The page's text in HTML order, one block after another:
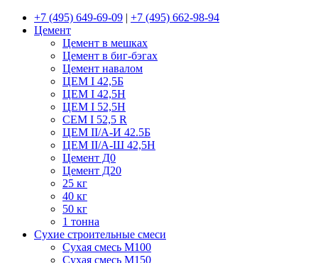
+7 (495) 649-69-09 | +7 (495) 662-98-94
Цемент
Цемент в мешках
Цемент в биг-бэгах
Цемент навалом
ЦЕМ I 42,5Б
ЦЕМ I 42,5Н
ЦЕМ I 52,5Н
CEM I 52,5 R
ЦЕМ II/А-И 42.5Б
ЦЕМ II/А-Ш 42,5Н
Цемент Д0
Цемент Д20
25 кг
40 кг
50 кг
1 тонна
Сухие строительные смеси
Сухая смесь М100
Сухая смесь М150